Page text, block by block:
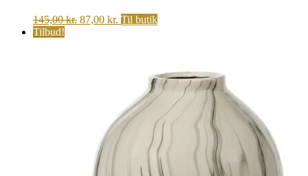
145,00kr. Original
87,00 kr. Current
Til butik
Tilbud!